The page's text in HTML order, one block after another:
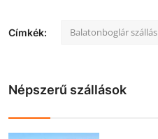
Címkék: Balatonboglár szállás
Népszerű szállások